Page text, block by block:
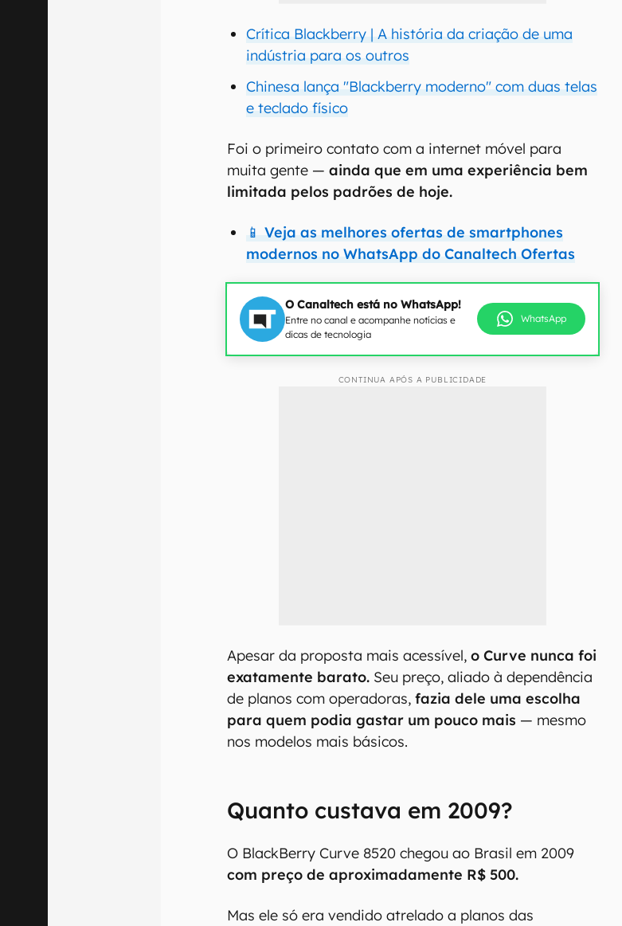
Crítica Blackberry | A história da criação de uma
indústria para os outros
Chinesa lança "Blackberry moderno" com duas telas
e teclado físico
Foi o primeiro contato com a internet móvel para
muita gente —ainda que em uma experiência bem
limitada pelos padrões de hoje.
📱 Veja as melhores ofertas de smartphones
modernos no WhatsApp do Canaltech Ofertas
O Canaltech está no WhatsApp!
Entre no canal e acompanhe notícias e
dicas de tecnologia
WhatsApp
CONTINUA APÓS A PUBLICIDADE
Apesar da proposta mais acessível, o Curve nunca foi
exatamente barato. Seu preço, aliado à dependência
de planos com operadoras, fazia dele uma escolha
para quem podia gastar um pouco mais — mesmo
nos modelos mais básicos.
Quanto custava em 2009?
O BlackBerry Curve 8520 chegou ao Brasil em 2009
com preço de aproximadamente R$ 500.
Mas ele só era vendido atrelado a planos das